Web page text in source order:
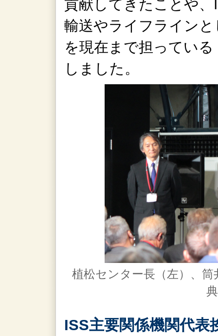
貢献してきたことや
輸送やライフライン
を現在まで担ってい
しました。
植松センター長（左）、
ISS主要関係機関代表